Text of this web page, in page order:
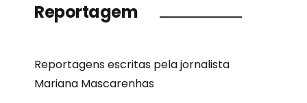
Reportagem
Reportagens escritas pela jornalista
Mariana Mascarenhas